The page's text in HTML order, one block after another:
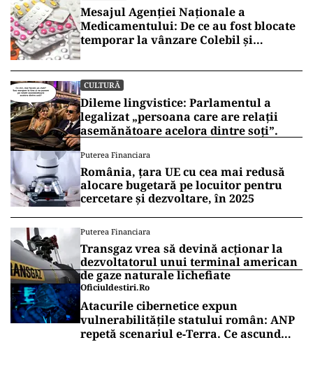
Mesajul Agenției Naționale a
Medicamentului: De ce au fost blocate
temporar la vânzare Colebil și
CULTURĂ
Dileme lingvistice: Parlamentul a
legalizat „persoana care are relații
asemănătoare acelora dintre soți”.
Puterea Financiara
România, țara UE cu cea mai redusă
alocare bugetară pe locuitor pentru
cercetare și dezvoltare, în 2025
Puterea Financiara
Transgaz vrea să devină acționar la
dezvoltatorul unui terminal american
de gaze naturale lichefiate
Oficiuldestiri.ro
Atacurile cibernetice expun
vulnerabilitățile statului român: ANP
repetă scenariul e‑Terra. Ce ascund